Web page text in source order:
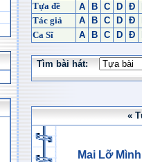
Tựa đề A B C D Đ
Tác giả
A B C D Đ
Ca Sĩ
A B C D Đ
Tìm bài hát:
«
Mai Lỡ